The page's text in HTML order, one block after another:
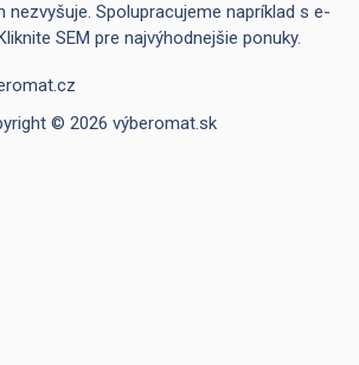
nezvyšuje. Spolupracujeme napríklad s e-
SEM pre najvýhodnejšie ponuky.
© 2026 výberomat.sk